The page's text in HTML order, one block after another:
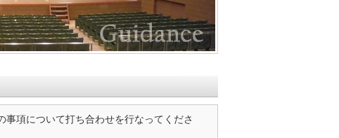
項について打ち合わせを行なってくださ